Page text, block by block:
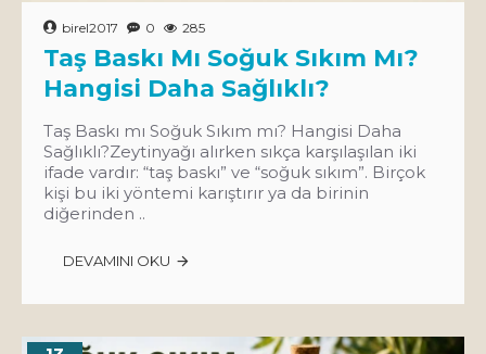
birel2017 0 285
Taş Baskı Mı Soğuk Sıkım Mı?
Hangisi Daha Sağlıklı?
Taş Baskı mı Soğuk Sıkım mı? Hangisi Daha
Sağlıklı?Zeytinyağı alırken sıkça karşılaşılan iki
ifade vardır: “taş baskı” ve “soğuk sıkım”. Birçok
kişi bu iki yöntemi karıştırır ya da birinin
diğerinden ..
DEVAMINI OKU